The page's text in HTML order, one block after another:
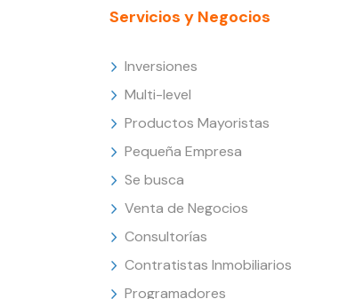
Servicios y Negocios
Inversiones
Multi-level
Productos Mayoristas
Pequeña Empresa
Se busca
Venta de Negocios
Consultorías
Contratistas Inmobiliarios
Programadores